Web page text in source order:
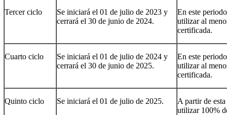
Tercer ciclo
Se iniciará el 01 de julio de 2023 y
cerrará el 30 de junio de 2024.
En este
utilizar al
certificada.
Cuarto ciclo
Se iniciará el 01 de julio de 2024 y
cerrará el 30 de junio de 2025.
En este
utilizar al
certificada.
Quinto ciclo Se iniciará el 01 de julio de 2025.
A partir de
utilizar 100%